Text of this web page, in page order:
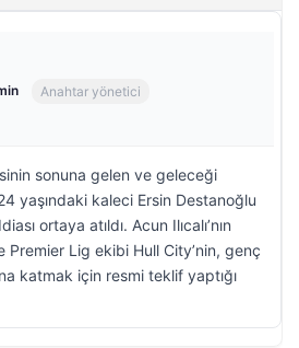
Anahtar yönetici
sonuna gelen ve geleceği
yaşındaki kaleci Ersin Destanoğlu
ortaya atıldı. Acun Ilıcalı’nın
Premier Lig ekibi Hull City’nin, genç
katmak için resmi teklif yaptığı